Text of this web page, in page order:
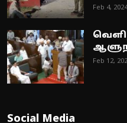
Feb 4, 2024
Feb 12,
Social Media